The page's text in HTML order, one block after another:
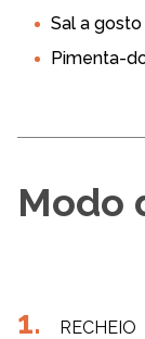
Sal a gosto
Pimenta-
Modo
RECHEIO